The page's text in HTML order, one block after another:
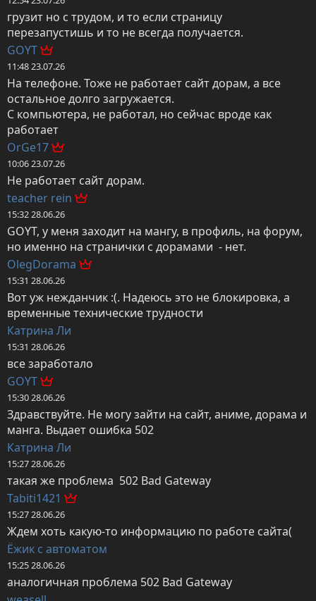
грузит но с трудом, и то если страницу
перезапустишь и то не всегда получается.
GOYT
11:48 23.07.26
На телефоне. Тоже не работает сайт дорам, а все
остальное долго загружается.
С компьютера, не работал, но сейчас вроде как
работает
OrGe17
10:06 23.07.26
Не работает сайт дорам.
teacher rein
15:32 28.06.26
GOYT, у меня заходит на мангу, в профиль, на форум,
но именно на странички с дорамами  - нет.
OlegDorama
15:31 28.06.26
Вот уж нежданчик :(. Надеюсь это не блокировка, а
временные технические трудности
Катрина Ли
15:31 28.06.26
все заработало
GOYT
15:30 28.06.26
Здравствуйте. Не могу зайти на сайт, аниме, дорама и
манга. Выдает ошибка 502
Катрина Ли
15:27 28.06.26
такая же проблема  502 Bad Gateway
Tabiti1421
15:27 28.06.26
Ждем хоть какую-то информацию по работе сайта(
Ёжик с автоматом
15:25 28.06.26
аналогичная проблема 502 Bad Gateway